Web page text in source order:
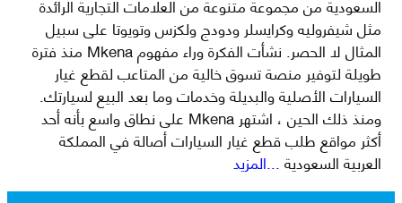
مثل شيفروليه وكرايسلر ودودج ولكزس وتويوتا على سبيل
المثال لا الحصر. نشأت الفكرة وراء مفهوم Mkena منذ فترة
طويلة لتوفير منصة تسوق خالية من المتاعب لقطع غيار
السيارات الأصلية والبديلة وخدمات وما بعد البيع لسيارتك.
ومنذ ذلك الحين ، اشتهر Mkena على نطاق واسع بأنه أحد
أكثر مواقع طلب قطع غيار السيارات أصالة في المملكة
العربية السعودية...المزيد